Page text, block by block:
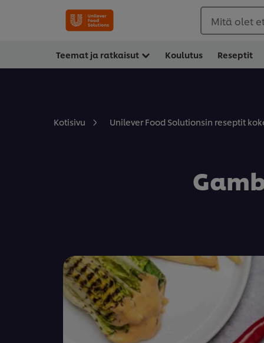
Mitä olet
Teemat ja ratkaisut Koulutus Reseptit
Kotisivu Unilever Food Solutionsin reseptit